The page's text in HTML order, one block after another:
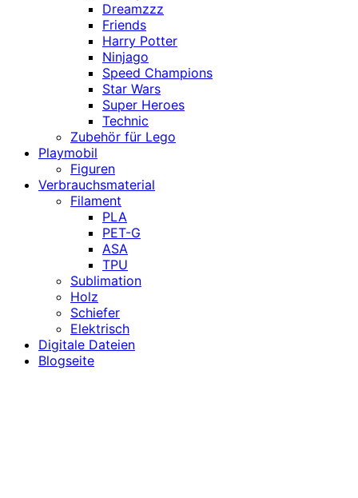
Dreamzzz
Friends
Harry Potter
Ninjago
Speed Champions
Star Wars
Super Heroes
Technic
Zubehör für Lego
Playmobil
Figuren
Verbrauchsmaterial
Filament
PLA
PET-G
ASA
TPU
Sublimation
Holz
Schiefer
Elektrisch
Digitale Dateien
Blogseite